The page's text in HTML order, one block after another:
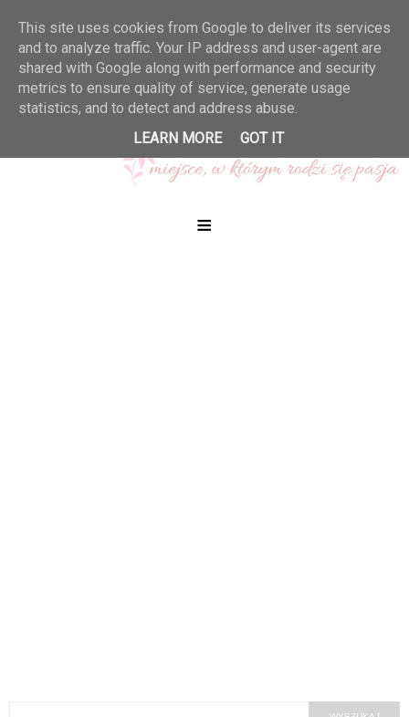
≡
This site uses cookies from Google to deliver its services
and to analyze traffic. Your IP address and user-agent are
shared with Google along with performance and security
metrics to ensure quality of service, generate usage
statistics, and to detect and address abuse.
LEARN MORE
GOT IT